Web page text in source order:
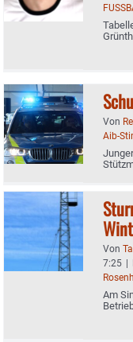
Von
Aib-
Von
7:25 |
Am